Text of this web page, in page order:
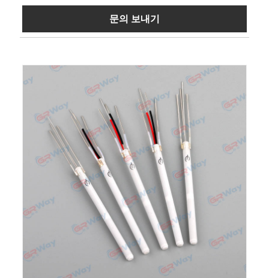
문의 보내기